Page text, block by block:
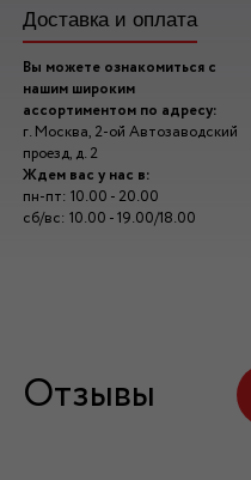
Доставка и оплата
Вы можете ознакомиться с
нашим широким
ассортиментом по адресу:
г. Москва, 2-ой Автозаводский
проезд, д. 2
Ждем вас у нас в:
пн-пт: 10.00 - 20.00
сб/вс: 10.00 - 19.00/18.00
Отзывы